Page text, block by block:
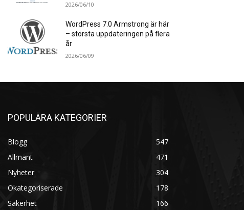
2026/06/10
WordPress 7.0 Armstrong är här
– största uppdateringen på flera
år
2026/06/09
POPULÄRA KATEGORIER
Blogg
547
Allmänt
471
Nyheter
304
Okategoriserade
178
Säkerhet
166